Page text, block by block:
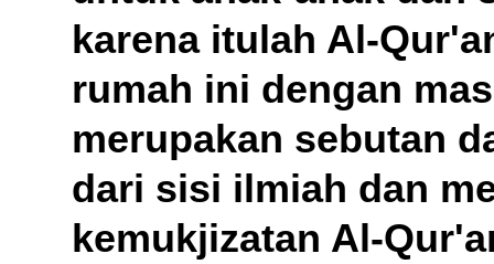
karena itulah Al-
rumah ini dengan
merupakan sebutan
dari sisi ilmiah dan
kemukjizatan Al-